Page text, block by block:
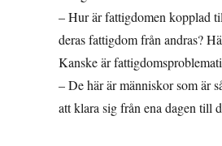
– Hur är fattigdomen kopplad
deras fattigdom från andras?
Kanske är
– De här är människor som är
att klara sig från ena dagen till